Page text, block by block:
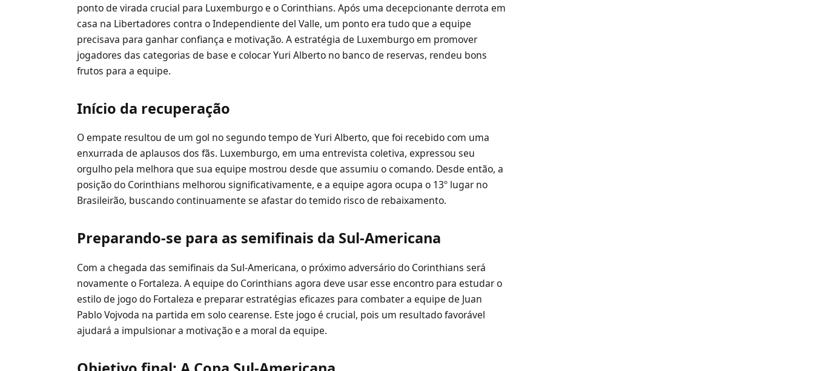
ponto de virada crucial para Luxemburgo e o Corinthians. Após uma decepcionante derrota em
casa na Libertadores contra o Independiente del Valle, um ponto era tudo que a equipe
precisava para ganhar confiança e motivação. A estratégia de Luxemburgo em promover
jogadores das categorias de base e colocar Yuri Alberto no banco de reservas, rendeu bons
frutos para a equipe.
Início da recuperação
O empate resultou de um gol no segundo tempo de Yuri Alberto, que foi recebido com uma
enxurrada de aplausos dos fãs. Luxemburgo, em uma entrevista coletiva, expressou seu
orgulho pela melhora que sua equipe mostrou desde que assumiu o comando. Desde então, a
posição do Corinthians melhorou significativamente, e a equipe agora ocupa o 13º lugar no
Brasileirão, buscando continuamente se afastar do temido risco de rebaixamento.
Preparando-se para as semifinais da Sul-Americana
Com a chegada das semifinais da Sul-Americana, o próximo adversário do Corinthians será
novamente o Fortaleza. A equipe do Corinthians agora deve usar esse encontro para estudar o
estilo de jogo do Fortaleza e preparar estratégias eficazes para combater a equipe de Juan
Pablo Vojvoda na partida em solo cearense. Este jogo é crucial, pois um resultado favorável
ajudará a impulsionar a motivação e a moral da equipe.